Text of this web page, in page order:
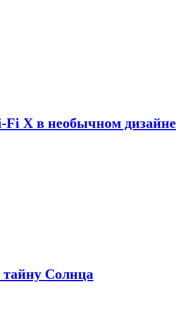
Fi X в необычном дизайне
тайну Солнца